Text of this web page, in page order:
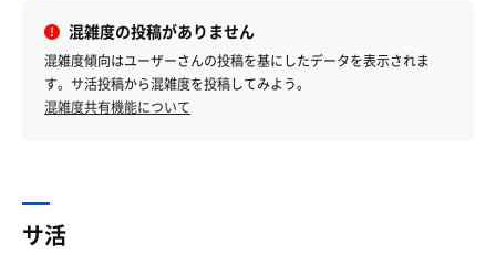
混雑度の投稿がありません
混雑度傾向はユーザーさんの投稿を基にしたデータを表示されま
す。サ活投稿から混雑度を投稿してみよう。
混雑度共有機能について
サ活